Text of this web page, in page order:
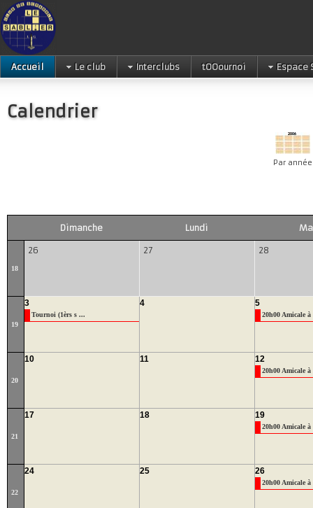
Accueil Le club Interclubs tOOournoi Espace
Calendrier
Par année
Dimanche Lundi
18
26 27 28
19
3
Tournoi (1èrs s ...
4 5
20h00 Amicale
20
10 11 12
20h00 Amicale
21
17 18 19
20h00 Amicale
22
24 25 26
20h00 Amicale